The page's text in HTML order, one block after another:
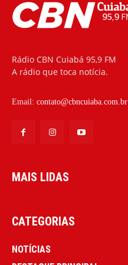
Rádio CBN Cuiabá 95,9 FM
A rádio que toca notícia.
Email: contato@cbncuiaba.com.br
MAIS LIDAS
CATEGORIAS
NOTÍCIAS